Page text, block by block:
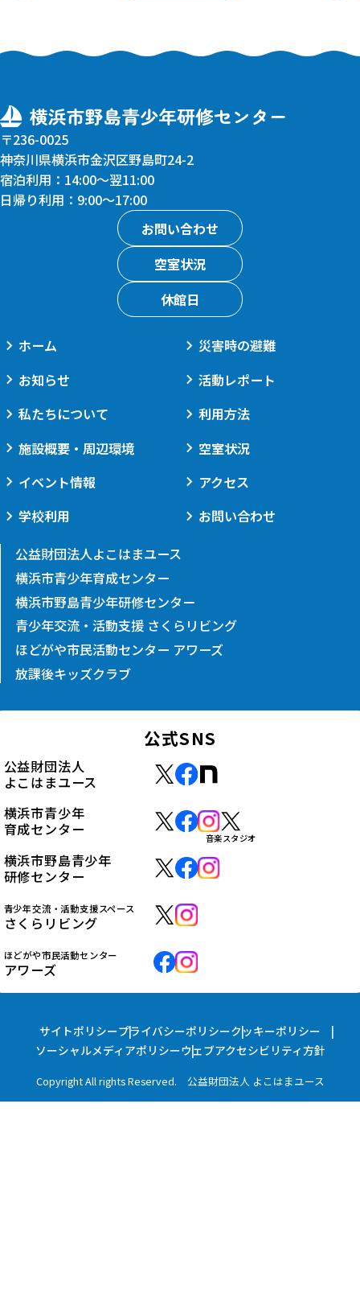
〒236-0025
神奈川県横浜市金沢区野島町24-2
宿泊利用：14:00〜翌11:00
日帰り利用：9:00〜17:00
お問い合わせ
空室状況
休館日
ホーム
お知らせ
私たちについて
施設概要・周辺環境
イベント情報
学校利用
災害時の避難
活動レポート
利用方法
空室状況
アクセス
お問い合わせ
公益財団法人よこはまユース
横浜市青少年育成センター
横浜市野島青少年研修センター
青少年交流・活動支援 さくらリビング
ほどがや市民活動センター アワーズ
放課後キッズクラブ
公式SNS
公益財団法人
よこはまユース
横浜市青少年
育成センター
音楽スタジオ
横浜市野島青少年
研修センター
青少年交流・活動支援スペース
さくらリビング
ほどがや市民活動センター
アワーズ
サイトポリシープライバシーポリシークッキーポリシー
ソーシャルメディアポリシーウェブアクセシビリティ方針
Copyright All rights Reserved. 公益財団法人 よこはまユース